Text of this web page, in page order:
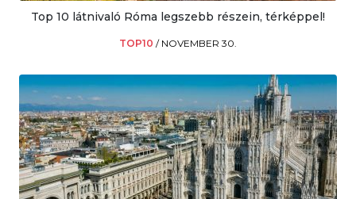
Top 10 látnivaló Róma legszebb részein, térképpel!
TOP10 / NOVEMBER 30.